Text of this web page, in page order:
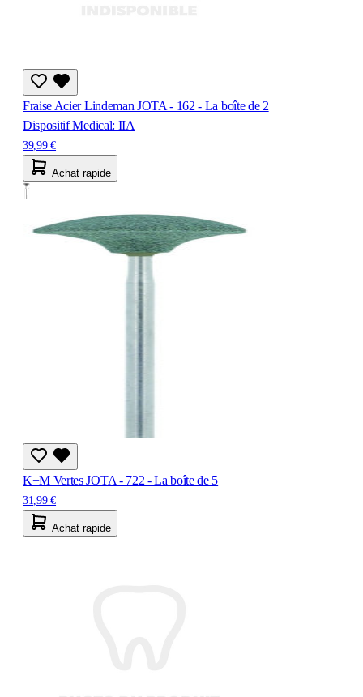
Fraise Acier Lindeman JOTA - 162 - La boîte de 2
Dispositif Medical: IIA
39,99 €
Achat rapide
K+M Vertes JOTA - 722 - La boîte de 5
31,99 €
Achat rapide